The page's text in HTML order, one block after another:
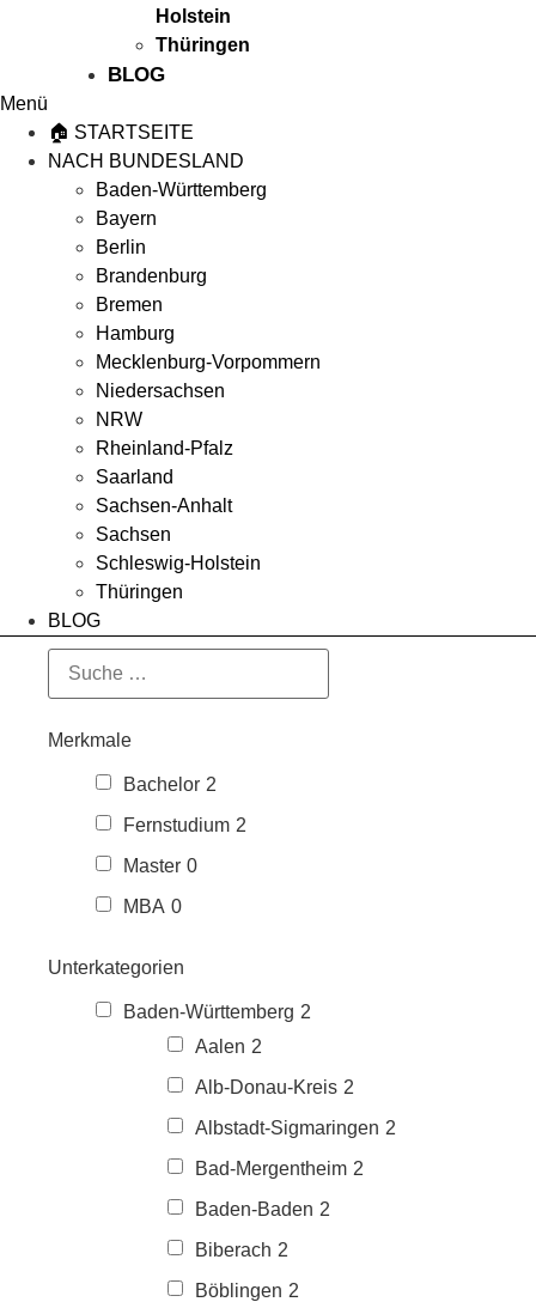
Holstein
Thüringen
BLOG
Menü
🏠 STARTSEITE
NACH BUNDESLAND
Baden-Württemberg
Bayern
Berlin
Brandenburg
Bremen
Hamburg
Mecklenburg-Vorpommern
Niedersachsen
NRW
Rheinland-Pfalz
Saarland
Sachsen-Anhalt
Sachsen
Schleswig-Holstein
Thüringen
BLOG
Merkmale
Bachelor 2
Fernstudium 2
Master 0
MBA 0
Unterkategorien
Baden-Württemberg 2
Aalen 2
Alb-Donau-Kreis 2
Albstadt-Sigmaringen 2
Bad-Mergentheim 2
Baden-Baden 2
Biberach 2
Böblingen 2